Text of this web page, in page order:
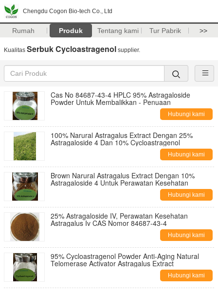
Chengdu Cogon Bio-tech Co., Ltd
Rumah Produk Tentang kami Tur Pabrik >>
Kualitas Serbuk Cycloastragenol supplier.
Cas No 84687-43-4 HPLC 95% Astragaloside
Powder Untuk Membalikkan - Penuaan
Hubungi kami
100% Narural Astragalus Extract Dengan 25%
Astragaloside 4 Dan 10% Cycloastragenol
Hubungi kami
Brown Narural Astragalus Extract Dengan 10%
Astragaloside 4 Untuk Perawatan Kesehatan
Hubungi kami
25% Astragaloside IV, Perawatan Kesehatan
Astragalus Iv CAS Nomor 84687-43-4
Hubungi kami
95% Cycloastragenol Powder Anti-Aging Natural
Telomerase Activator Astragalus Extract
Hubungi kami